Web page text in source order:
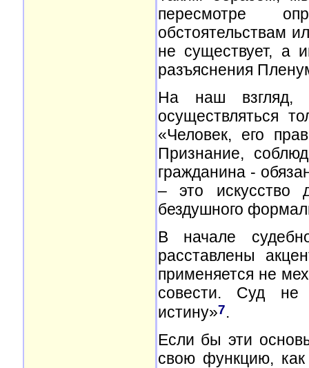
пересмотре
обстоятельствам
не существует, а
разъяснения
На наш взгляд,
осуществляться
«Человек, его
Признание,
гражданина -
– это искусство
бездушного
В начале
расставлены
применяется не
совести. Суд не
истину»7.
Если бы эти
свою функцию, как